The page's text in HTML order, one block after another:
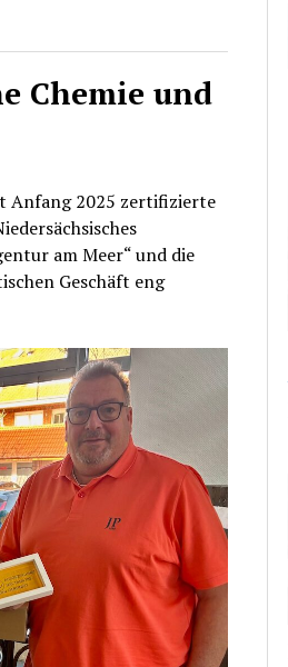
Chemie und
Anfang 2025 zertifizierte
am Meer“ und die
Geschäft eng